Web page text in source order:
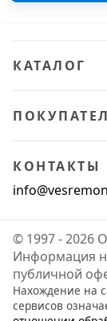
КАТАЛОГ
КОНТАКТЫ
© 1997 - 2026
Информация
публичной
Нахождение на
сервисов